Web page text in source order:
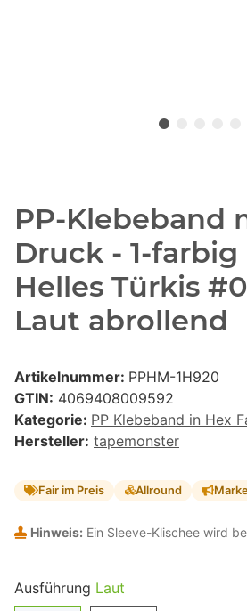
PP-Klebeband
Druck - 1-farbig
Helles Türkis
Laut abrollend
Artikelnummer: PPHM-1H920
GTIN: 4069408009592
Kategorie: PP Klebeband in Hex
Hersteller: tapemonster
Fair im Preis Allround
Hinweis: Ein Sleeve-Klischee wird
Ausführung Laut